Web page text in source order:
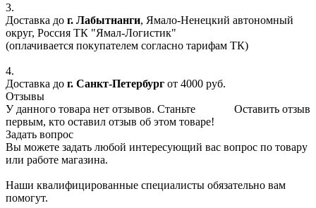
3.
Доставка до г. Лабытнанги, Ямало-Ненецкий автономный
округ, Россия ТК "Ямал-Логистик"
(оплачивается покупателем согласно тарифам ТК)
4.
Доставка до г. Санкт-Петербург от 4000 руб.
Отзывы
Оставить отзыв
У данного товара нет отзывов. Станьте
первым, кто оставил отзыв об этом товаре!
Задать вопрос
Вы можете задать любой интересующий вас вопрос по товару
или работе магазина.
Наши квалифицированные специалисты обязательно вам
помогут.